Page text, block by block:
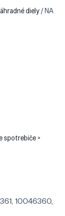
diely/ NA
spotrebiče >
10046360,